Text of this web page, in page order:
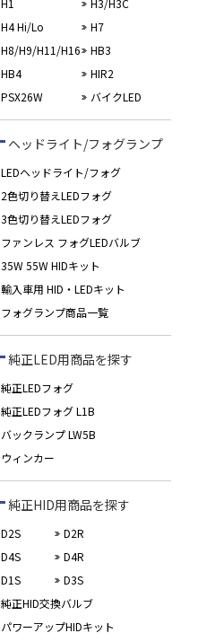
H4 Hi/Lo
H7
H8/H9/H11/H16
HB3
HB4
HIR2
PSX26W
バイクLED
ヘッドライト/フォグランプ
LEDヘッドライト/フォグ
2色切り替えLEDフォグ
3色切り替えLEDフォグ
ファンレス フォグLEDバルブ
35W 55W HIDキット
輸入車用 HID・LEDキット
フォグランプ商品一覧
純正LED用商品を探す
純正LEDフォグ
純正LEDフォグ L1B
バックランプ LW5B
ウィンカー
純正HID用商品を探す
D2S
D2R
D4S
D4R
D1S
D3S
純正HID交換バルブ
パワーアップHIDキット